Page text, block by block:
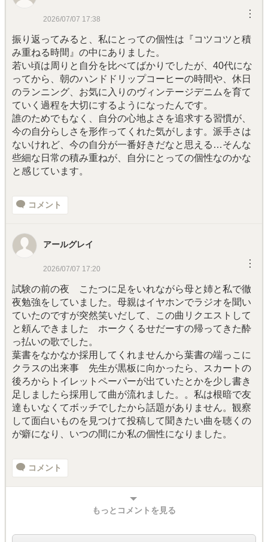
2026/07/07 17:38 ︙
振り返ってみると、私にとっての個性は『コツコツと積
み重ねる時間』の中にありました。
若い頃は周りと自分を比べてばかりでしたが、40代にな
ってから、朝のハンドドリップコーヒーの時間や、休日
のランニング、お気に入りのヴィンテージデニムを育て
ていく過程を大切にするようになったんです。
誰のためでもなく、自分の心地よさを追求する習慣が、
今の自分らしさを形作ってくれた気がします。派手さは
ないけれど、今の自分が一番好きだなと思える…そんな
些細な日常の積み重ねが、自分にとっての個性なのかな
と感じています。
コメント
アールグレイ
2026/07/07 17:20 ︙
試験の前の夜 こたつに足をいれながら母と姉と私で徹
夜勉強をしていました。母親はイヤホンでラジオを聞い
ていたのですが突然笑いだして、この曲リクエストして
と頼んできました ホークくるせだーすの帰ってきた酔
っ払いの歌でした。
葉書をなかなか採用してくれませんから葉書の端っこに
クラスの出来事 先生が黒板に向かったら、スカートの
後ろからトイレットペーパーが出ていたとかを少し書き
足しましたら採用して曲が流れました。。私は根暗で友
達もいなくてボッチでしたから話題がありません。観察
して面白いものを見つけて投稿して聞きたい曲を聴くの
が癖になり、いつの間にか私の個性になりました。
コメント
もっとコメントを見る